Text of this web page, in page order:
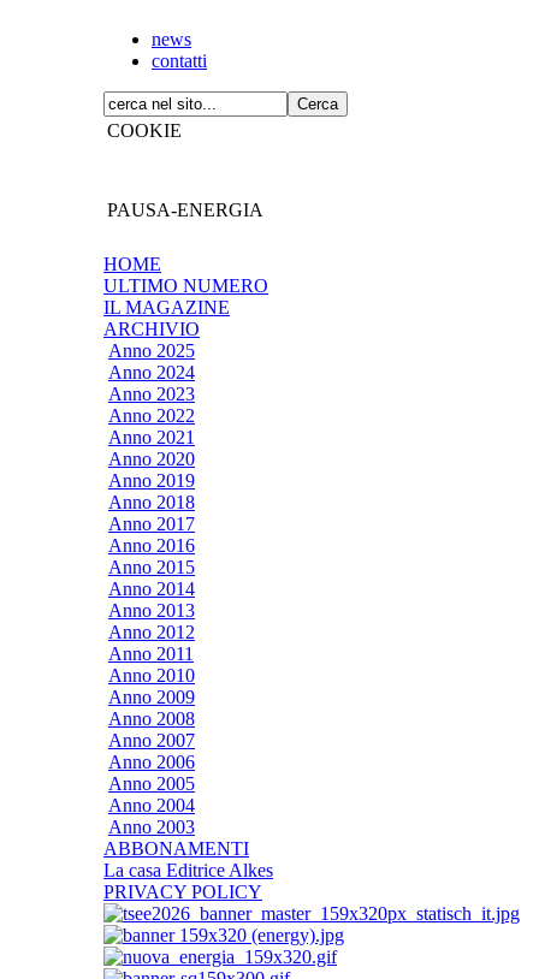
news
contatti
COOKIE
PAUSA-ENERGIA
HOME
ULTIMO NUMERO
IL MAGAZINE
ARCHIVIO
Anno 2025
Anno 2024
Anno 2023
Anno 2022
Anno 2021
Anno 2020
Anno 2019
Anno 2018
Anno 2017
Anno 2016
Anno 2015
Anno 2014
Anno 2013
Anno 2012
Anno 2011
Anno 2010
Anno 2009
Anno 2008
Anno 2007
Anno 2006
Anno 2005
Anno 2004
Anno 2003
ABBONAMENTI
La casa Editrice Alkes
PRIVACY POLICY